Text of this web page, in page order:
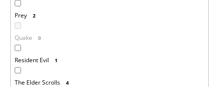
Prey 2
Quake 0
Resident Evil 1
The Elder Scrolls 4